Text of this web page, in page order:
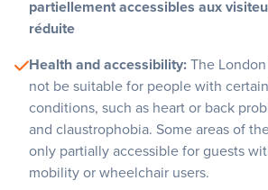
partiellement accessibles aux
réduite
Health and accessibility:The
not be suitable for people with
conditions, such as heart or back
and claustrophobia. Some areas of
only partially accessible for guests
mobility or wheelchair users.